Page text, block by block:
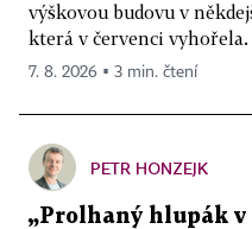
výškovou budovu v
která v červenci
7. 8. 2026 ▪ 3 min. čtení
PETR HONZEJK
„Prolhaný hlupák